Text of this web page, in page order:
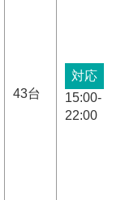
43台
対応
15:00-
22:00